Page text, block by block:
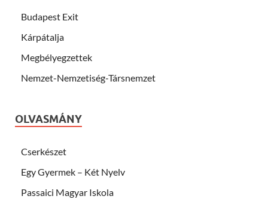
Budapest Exit
Kárpátalja
Megbélyegzettek
Nemzet-Nemzetiség-Társnemzet
OLVASMÁNY
Cserkészet
Egy Gyermek – Két Nyelv
Passaici Magyar Iskola